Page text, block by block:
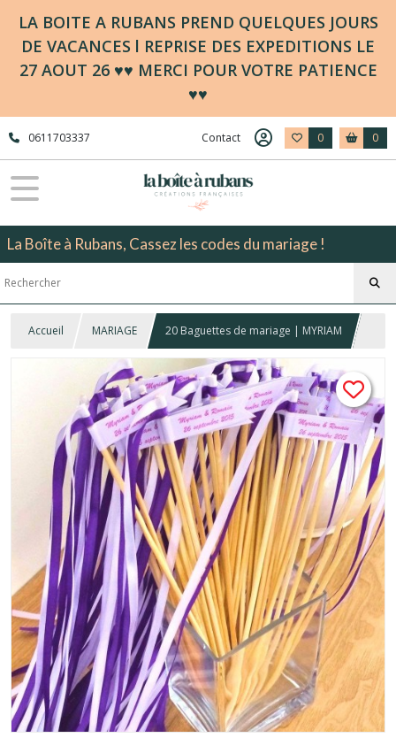
LA BOITE A RUBANS PREND QUELQUES JOURS
DE VACANCES l REPRISE DES EXPEDITIONS LE
27 AOUT 26 ♥♥ MERCI POUR VOTRE PATIENCE
♥♥
0611703337 Contact 0 0
La Boîte à Rubans, Cassez les codes du mariage !
Accueil MARIAGE 20 Baguettes de mariage | MYRIAM